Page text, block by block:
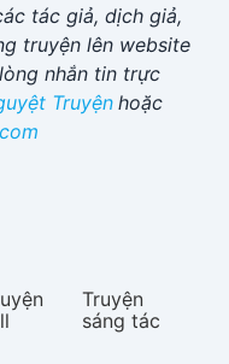
tác giả, dịch giả,
truyện lên website
nhắn tin trực
Truyện hoặc
Truyện
sáng tác